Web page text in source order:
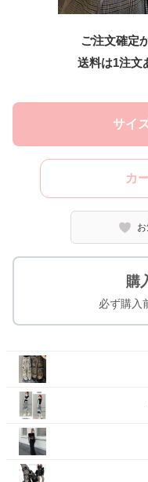
ご注文確定
送料は1注文
サイ
カ
購
必ず購入